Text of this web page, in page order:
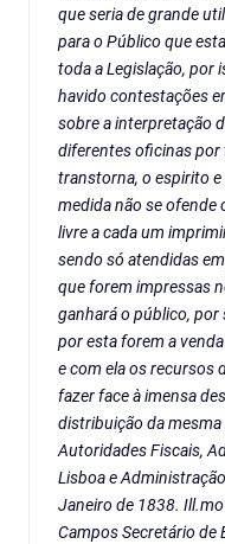
que seria de grande
para o Público que
toda a Legislação, por
havido contestações
sobre a interpretação
diferentes oficinas por
transtorna, o espirito e
medida não se ofende
livre a cada um
sendo só atendidas
que forem impressas
ganhará o público, por
por esta forem a
e com ela os recursos
fazer face à imensa
distribuição da
Autoridades Fiscais,
Lisboa e
Janeiro de 1838.
Campos Secretário de